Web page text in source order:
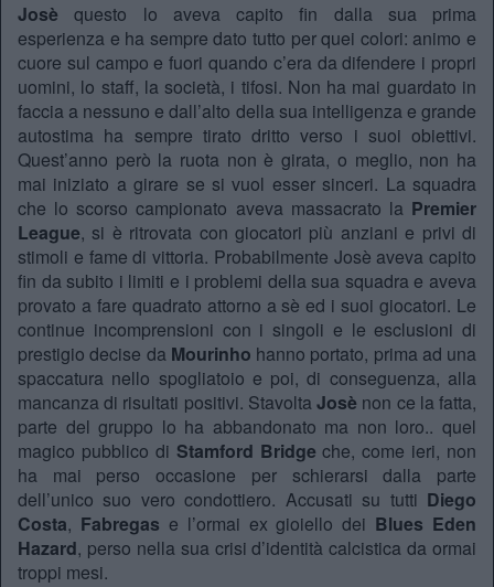
Josè questo lo aveva capito fin dalla sua prima
esperienza e ha sempre dato tutto per quei colori: animo e
cuore sul campo e fuori quando c’era da difendere i propri
uomini, lo staff, la società, i tifosi. Non ha mai guardato in
faccia a nessuno e dall’alto della sua intelligenza e grande
autostima ha sempre tirato dritto verso i suoi obiettivi.
Quest’anno però la ruota non è girata, o meglio, non ha
mai iniziato a girare se si vuol esser sinceri. La squadra
che lo scorso campionato aveva massacrato la Premier
League, si è ritrovata con giocatori più anziani e privi di
stimoli e fame di vittoria. Probabilmente Josè aveva capito
fin da subito i limiti e i problemi della sua squadra e aveva
provato a fare quadrato attorno a sè ed i suoi giocatori. Le
continue incomprensioni con i singoli e le esclusioni di
prestigio decise da Mourinho hanno portato, prima ad una
spaccatura nello spogliatoio e poi, di conseguenza, alla
mancanza di risultati positivi. StavoltaJosè non ce la fatta,
parte del gruppo lo ha abbandonato ma non loro.. quel
magico pubblico di Stamford Bridge che, come ieri, non
ha mai perso occasione per schierarsi dalla parte
dell’unico suo vero condottiero. Accusati su tutti Diego
Costa, Fabregas e l’ormai ex gioiello dei Blues Eden
Hazard, perso nella sua crisi d’identità calcistica da ormai
troppi mesi.